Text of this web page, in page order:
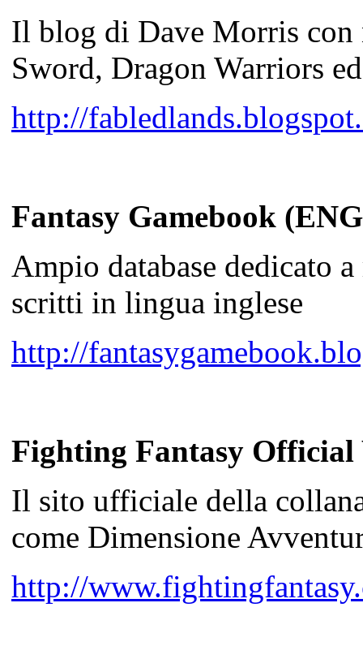
Il blog di Dave Morris con
Sword, Dragon Warriors
http://
Fantasy Gamebook
Ampio database dedicato
scritti in lingua inglese
http://
Fighting Fantasy Official
Il sito ufficiale della
come Dimensione
http://